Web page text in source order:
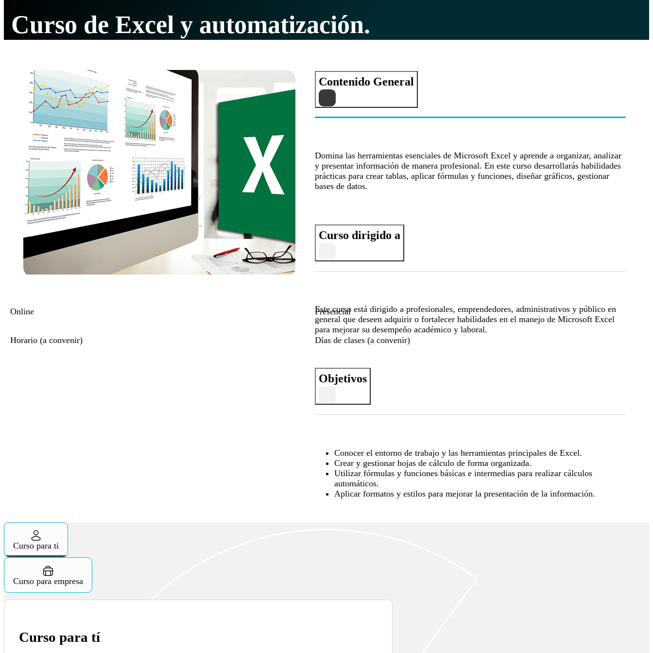
Curso de Excel y automatización.
Online Presencial
Horario (a convenir) Días de clases (a convenir)
Contenido General
Domina las herramientas esenciales de Microsoft Excel y aprende a organizar, analizar
y presentar información de manera profesional. En este curso desarrollarás habilidades
prácticas para crear tablas, aplicar fórmulas y funciones, diseñar gráficos, gestionar
bases de datos.
Curso dirigido a
Este curso está dirigido a profesionales, emprendedores, administrativos y público en
general que deseen adquirir o fortalecer habilidades en el manejo de Microsoft Excel
para mejorar su desempeño académico y laboral.
Objetivos
Conocer el entorno de trabajo y las herramientas principales de Excel.
Crear y gestionar hojas de cálculo de forma organizada.
Utilizar fórmulas y funciones básicas e intermedias para realizar cálculos
automáticos.
Aplicar formatos y estilos para mejorar la presentación de la información.
Curso para ti
Curso para empresa
Curso para tí